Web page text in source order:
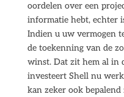
oordelen over een
informatie hebt, echter
Indien u uw vermogen
de toekenning van de
winst. Dat zit hem al in
investeert Shell nu
kan zeker ook